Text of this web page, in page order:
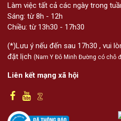
Làm việc tất cả các ngày trong
Sáng: từ 8h - 12h
Chiều: từ 13h30 - 17h30
(*)Lưu ý nếu đến sau 17h30 , vui
đặt lịch (Nam Y Đỗ Minh Đường có chỗ
Liên kết mạng xã hội